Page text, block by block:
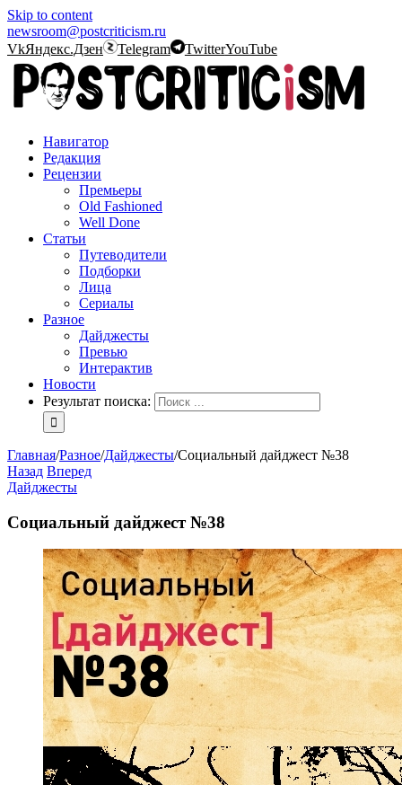
Skip to content
newsroom@postcriticism.ru
VkЯндекс.Дзен Telegram TwitterYouTube
Навигатор
Редакция
Рецензии
Премьеры
Old Fashioned
Well Done
Статьи
Путеводители
Подборки
Лица
Сериалы
Разное
Дайджесты
Превью
Интерактив
Новости
Результат поиска:
Главная/Разное/Дайджесты/Социальный дайджест №38
Назад Вперед
Дайджесты
Социальный дайджест №38